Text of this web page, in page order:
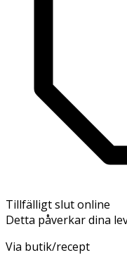
Tillfälligt slut online
Detta påverkar dina
Via butik/recept